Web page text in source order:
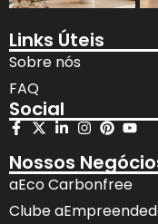
Links Úteis
Sobre nós
FAQ
Social
Nossos
aEco Carbonfree
Clube